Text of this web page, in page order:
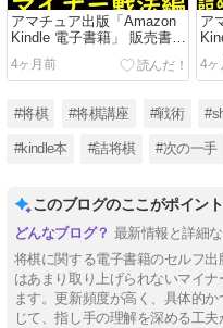
アマチュア出版「Amazon
Kindle 電子書籍」 販売書籍
一覧 マイナー戦法編(2026
年)
4ヶ月前
ア
籍
棋
4ヶ
#将棋 #将棋講座 #戦術
#kindle本 #詰将棋 #次の一手
このブログのここがポイント
最新情報と詳細
将棋に関する電子書籍のセルフ
はあまり取り上げられないマイ
ます。更新頻度が高く、具体的
じて、指し手の理解を深める工